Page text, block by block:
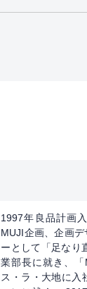
1997年良品計画
MUJI企画、企画
ーとして「足なり
業部長に就き、
ス・ラ・大地に入